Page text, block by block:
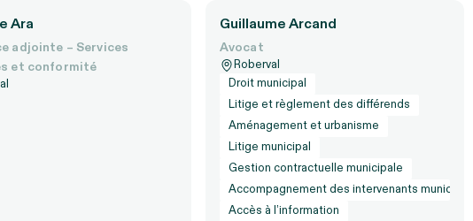
Ara
adjointe – Services
et conformité
Guillaume Arcand
Avocat
Roberval
Droit municipal
Litige et règlement des différends
Aménagement et urbanisme
Litige municipal
Gestion contractuelle municipale
Accompagnement des intervenants municipaux
Accès à l’information